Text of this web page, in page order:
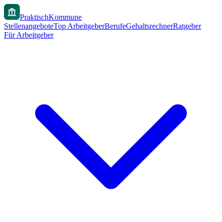
PraktischKommune
StellenangeboteTop ArbeitgeberBerufeGehaltsrechnerRatgeber
Für Arbeitgeber